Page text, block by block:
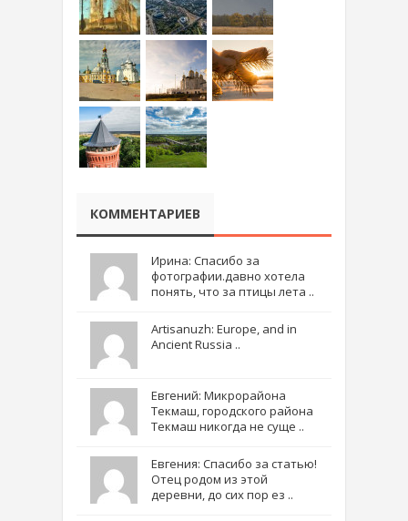
КОММЕНТАРИЕВ
Ирина: Спасибо за
фотографии.давно хотела
понять, что за птицы лета ..
Artisanuzh: Europe, and in
Ancient Russia ..
Евгений: Микрорайона
Текмаш, городского района
Текмаш никогда не суще ..
Евгения: Спасибо за статью!
Отец родом из этой
деревни, до сих пор ез ..